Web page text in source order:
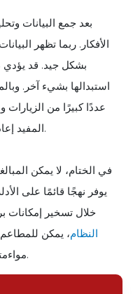
بعد جمع البيانات
الأفكار. ربما تظهر
بشكل جيد. قد يؤدي
استبدالها بشيء آخر.
عددًا كبيرًا من
المفيد إعادة النظر في رسائل الحملة أو استهدافها.
في الختام، لا يمكن
يوفر نهجًا قائمًا على
خلال تسخير إمكانات
النظام، يمكن
مواءمتها مع تفضيلات العملاء واتجاهات السوق.